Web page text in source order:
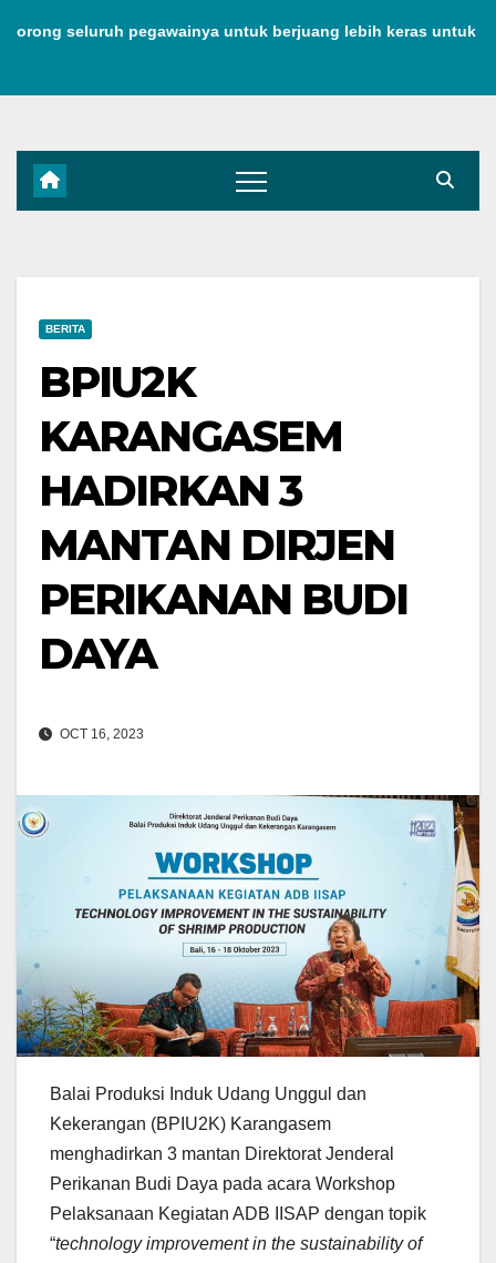
seluruh pegawainya untuk berjuang lebih keras untuk menjaga
BERITA
BPIU2K
KARANGASEM
HADIRKAN 3
MANTAN DIRJEN
PERIKANAN BUDI
DAYA
OCT 16, 2023
Balai Produksi Induk Udang Unggul dan
Kekerangan (BPIU2K) Karangasem
menghadirkan 3 mantan Direktorat Jenderal
Perikanan Budi Daya pada acara Workshop
Pelaksanaan Kegiatan ADB IISAP dengan topik
“technology improvement in the sustainability of